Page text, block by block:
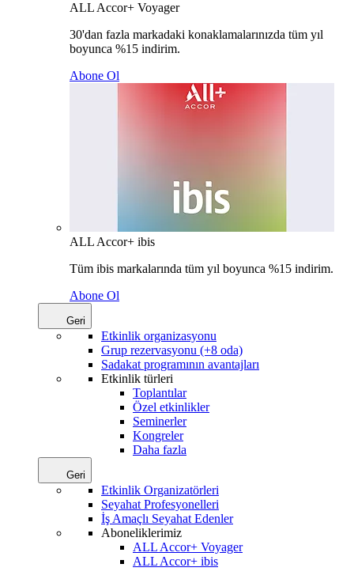
ALL Accor+ Voyager
30'dan fazla markadaki konaklamalarınızda tüm yıl
boyunca %15 indirim.
Abone Ol
ALL Accor+ ibis
Tüm ibis markalarında tüm yıl boyunca %15 indirim.
Abone Ol
Geri
Etkinlik organizasyonu
Grup rezervasyonu (+8 oda)
Sadakat programının avantajları
Etkinlik türleri
Toplantılar
Özel etkinlikler
Seminerler
Kongreler
Daha fazla
Geri
Etkinlik Organizatörleri
Seyahat Profesyonelleri
İş Amaçlı Seyahat Edenler
Aboneliklerimiz
ALL Accor+ Voyager
ALL Accor+ ibis